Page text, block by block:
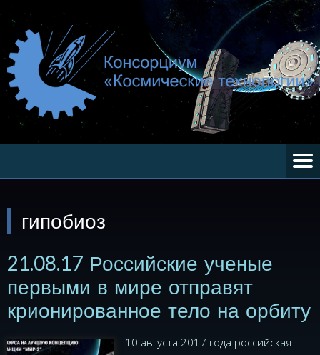
гипобиоз
21.08.17 Российские ученые
первыми в мире отправят
крионированное тело на орбиту
10 августа 2017 года российская